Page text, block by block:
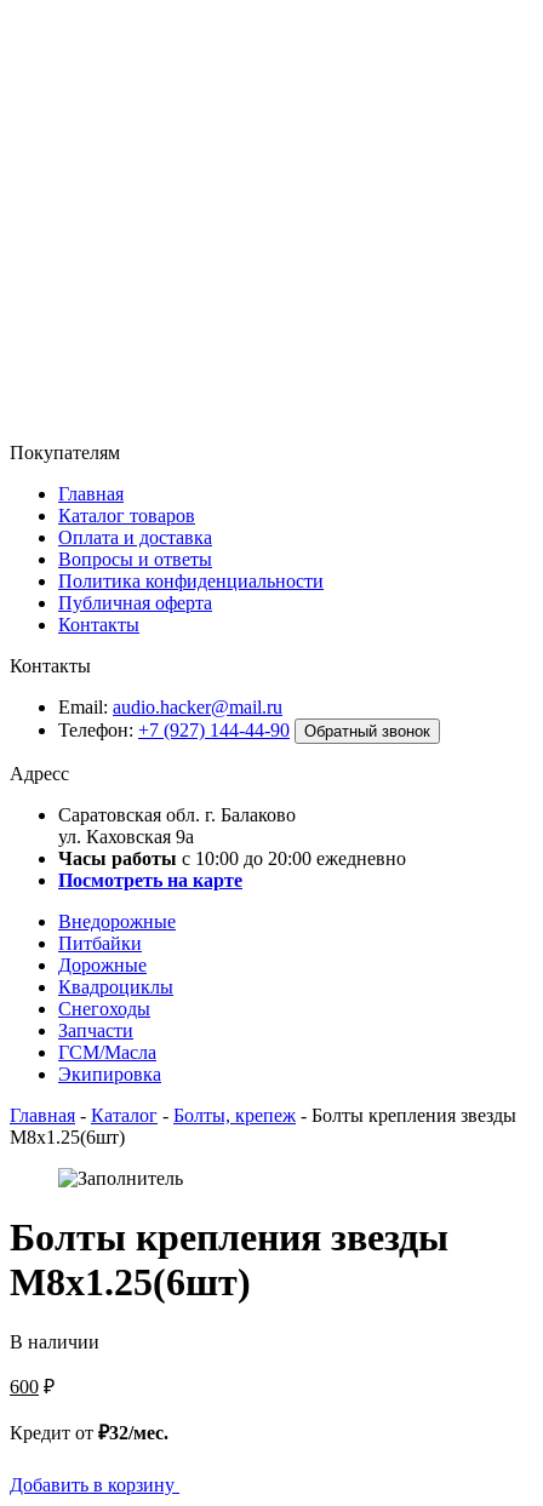
Покупателям
Главная
Каталог товаров
Оплата и доставка
Вопросы и ответы
Политика конфиденциальности
Публичная оферта
Контакты
Контакты
Email: audio.hacker@mail.ru
Телефон: +7 (927) 144-44-90 Обратный звонок
Адресс
Саратовская обл. г. Балаково
ул. Каховская 9а
Часы работы с 10:00 до 20:00 ежедневно
Посмотреть на карте
Внедорожные
Питбайки
Дорожные
Квадроциклы
Снегоходы
Запчасти
ГСМ/Масла
Экипировка
Главная - Каталог - Болты, крепеж - Болты крепления звезды
М8х1.25(6шт)
Болты крепления звезды
М8х1.25(6шт)
В наличии
600 ₽
Кредит от ₽32/мес.
Добавить в корзину